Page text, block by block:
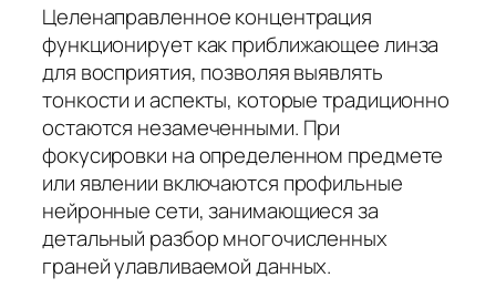
Целенаправленное концентрация
функционирует как приближающее линза
для восприятия, позволяя выявлять
тонкости и аспекты, которые традиционно
остаются незамеченными. При
фокусировки на определенном предмете
или явлении включаются профильные
нейронные сети, занимающиеся за
детальный разбор многочисленных
граней улавливаемой данных.